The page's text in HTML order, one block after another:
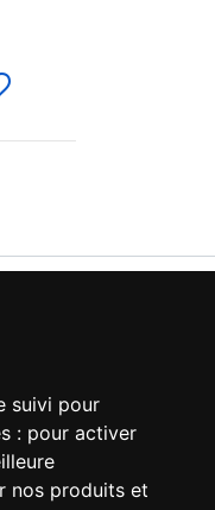
suivi pour
: pour activer
nos produits et